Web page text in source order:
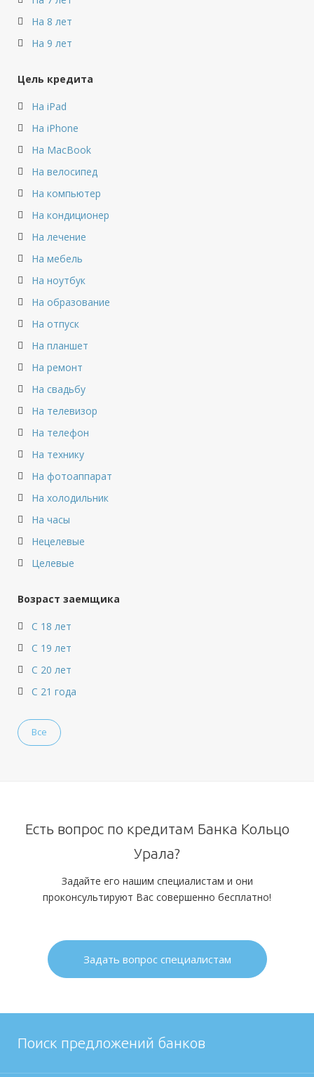
На 8 лет
На 9 лет
Цель кредита
На iPad
На iPhone
На MacBook
На велосипед
На компьютер
На кондиционер
На лечение
На мебель
На ноутбук
На образование
На отпуск
На планшет
На ремонт
На свадьбу
На телевизор
На телефон
На технику
На фотоаппарат
На холодильник
На часы
Нецелевые
Целевые
Возраст заемщика
С 18 лет
С 19 лет
С 20 лет
С 21 года
Все
Есть вопрос по кредитам Банка Кольцо
Урала?
Задайте его нашим специалистам и они
проконсультируют Вас совершенно бесплатно!
Задать вопрос специалистам
Поиск предложений банков